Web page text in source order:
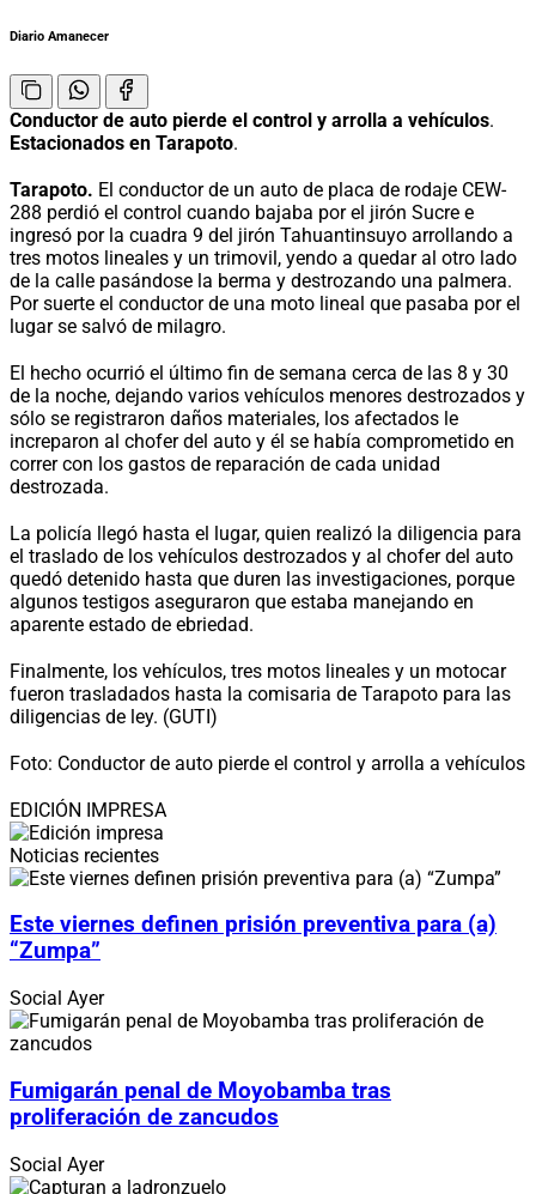
Diario Amanecer
Conductor de auto pierde el control y arrolla a vehículos.
Estacionados en Tarapoto.
Tarapoto. El conductor de un auto de placa de rodaje CEW-
288 perdió el control cuando bajaba por el jirón Sucre e
ingresó por la cuadra 9 del jirón Tahuantinsuyo arrollando a
tres motos lineales y un trimovil, yendo a quedar al otro lado
de la calle pasándose la berma y destrozando una palmera.
Por suerte el conductor de una moto lineal que pasaba por el
lugar se salvó de milagro.
El hecho ocurrió el último fin de semana cerca de las 8 y 30
de la noche, dejando varios vehículos menores destrozados y
sólo se registraron daños materiales, los afectados le
increparon al chofer del auto y él se había comprometido en
correr con los gastos de reparación de cada unidad
destrozada.
La policía llegó hasta el lugar, quien realizó la diligencia para
el traslado de los vehículos destrozados y al chofer del auto
quedó detenido hasta que duren las investigaciones, porque
algunos testigos aseguraron que estaba manejando en
aparente estado de ebriedad.
Finalmente, los vehículos, tres motos lineales y un motocar
fueron trasladados hasta la comisaria de Tarapoto para las
diligencias de ley. (GUTI)
Foto: Conductor de auto pierde el control y arrolla a vehículos
EDICIÓN IMPRESA
Noticias recientes
Este viernes definen prisión preventiva para (a)
“Zumpa”
Social Ayer
Fumigarán penal de Moyobamba tras
proliferación de zancudos
Social Ayer